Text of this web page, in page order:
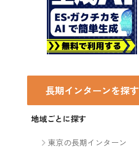
長期インターンを探す
地域ごとに探す
東京の長期インターン